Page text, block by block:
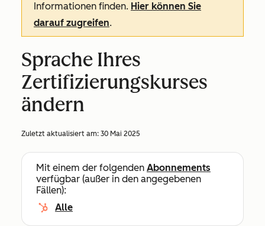
Informationen finden. Hier können Sie
darauf zugreifen.
Sprache Ihres
Zertifizierungskurses
ändern
Zuletzt aktualisiert am: 30 Mai 2025
Mit einem der folgenden Abonnements
verfügbar (außer in den angegebenen
Fällen):
Alle